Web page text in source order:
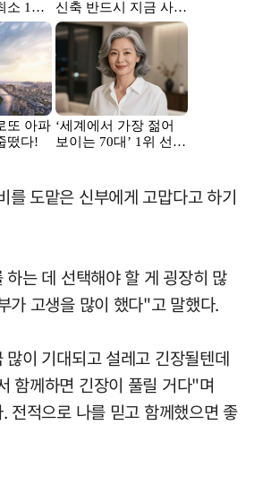
를 도맡은 신부에게 고맙다고 하기
는 데 선택해야 할 게 굉장히 많
가 고생을 많이 했다"고 말했다.
이 기대되고 설레고 긴장될텐데
함께하면 긴장이 풀릴 거다"며
전적으로 나를 믿고 함께했으면 좋